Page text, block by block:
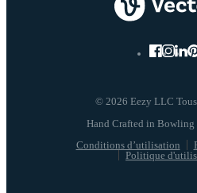
© 2026 Eezy LLC
Conditions d’utilisation
Politique